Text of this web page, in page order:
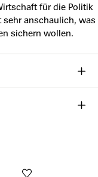
für die Politik
anschaulich, was
sichern wollen.